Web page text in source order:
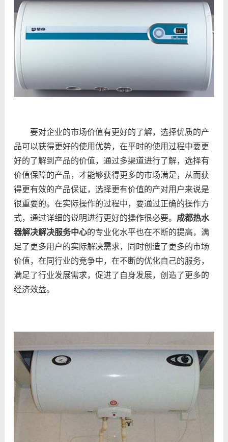
要对企业的市场价值有更好的了解，选择优质的产
品可以获得更好的使用优势，在平时的使用过程中要更
好的了解到产品的价值，通过多渠道进行了解，选择有
价值保障的产品，才能够获得更多的市场满足，从而获
得更有效的产品保证，选择更有价值的产对用户来说是
很重要的。在实际操作的过程中，要通过正确的操作方
式，通过详细的说明进行更好的操作很必要。 成都热水
器解决解决服务中心的专业化水平也在不断的提高，满
足了更多用户的实际解决需求，同时创造了更多的市场
价值，在同行业的竞争中，在不断的优化自己的服务，
满足了行业发展需求，促进了自身发展，创造了更多的
经济效益。